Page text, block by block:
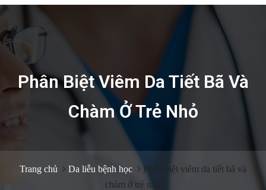
Phân Biệt Viêm Da Tiết Bã Và
Chàm Ở Trẻ Nhỏ
Trang chủ Da liễu bệnh học
Phân biệt viêm da tiết bã và
chàm ở trẻ nhỏ